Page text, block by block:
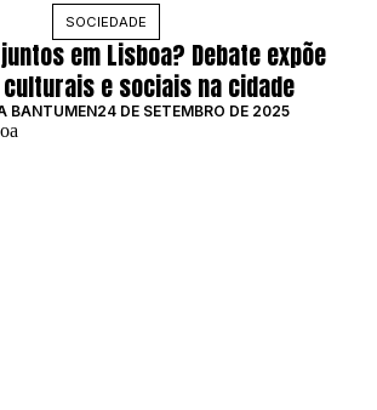
Sobre
SOBRE NÓS
PUBLICIDADE
SOCIEDADE
em Lisboa? Debate expõe
e sociais na cidade
BANTUMEN24 DE SETEMBRO DE 2025